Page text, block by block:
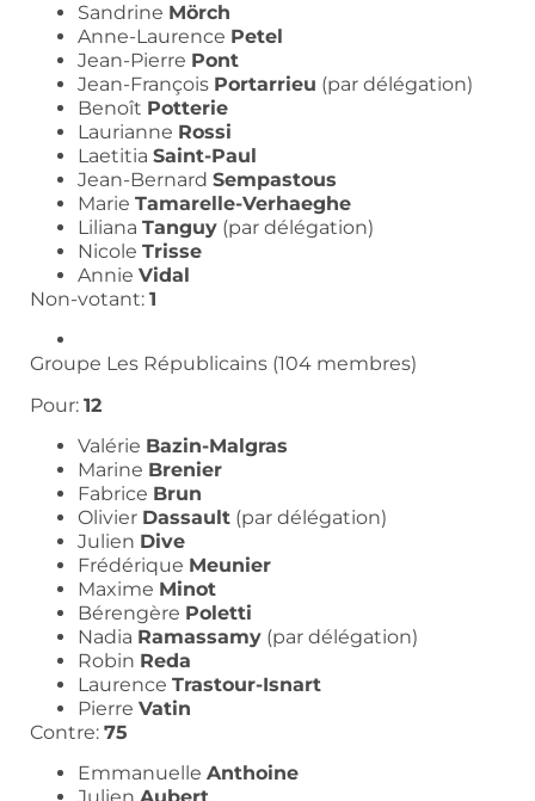
Sandrine Mörch
Anne-Laurence Petel
Jean-Pierre Pont
Jean-François Portarrieu (par délégation)
Benoît Potterie
Laurianne Rossi
Laetitia Saint-Paul
Jean-Bernard Sempastous
Marie Tamarelle-Verhaeghe
Liliana Tanguy (par délégation)
Nicole Trisse
Annie Vidal
Non-votant: 1
Groupe Les Républicains (104 membres)
Pour: 12
Valérie Bazin-Malgras
Marine Brenier
Fabrice Brun
Olivier Dassault (par délégation)
Julien Dive
Frédérique Meunier
Maxime Minot
Bérengère Poletti
Nadia Ramassamy (par délégation)
Robin Reda
Laurence Trastour-Isnart
Pierre Vatin
Contre: 75
Emmanuelle Anthoine